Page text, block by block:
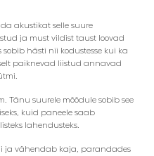
akustikat selle suure
ja must vildist taust loovad
hästi nii kodustesse kui ka
paiknevad liistud annavad
Tänu suurele mõõdule sobib see
kuid paneele saab
lahendusteks.
ja vähendab kaja, parandades